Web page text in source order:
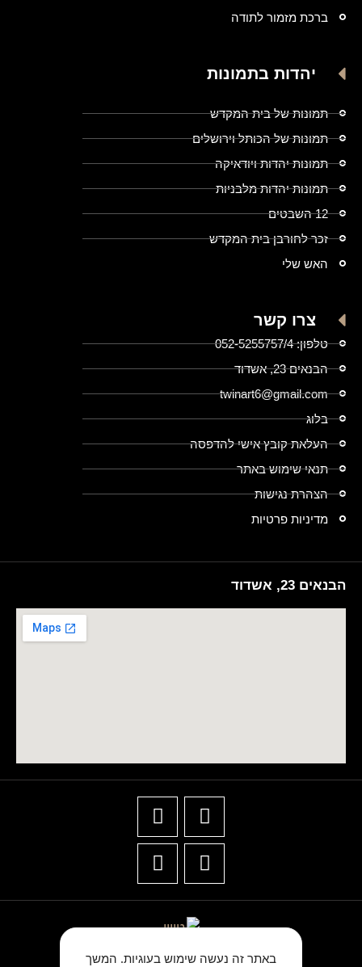
ברכת מזמור לתודה
יהדות בתמונות
תמונות של בית המקדש
תמונות של הכותל וירושלים
תמונות יהדות ויודאיקה
תמונות יהדות מלבניות
12 השבטים
זכר לחורבן בית המקדש
האש שלי
צרו קשר
טלפון: 052-5255757/4
הבנאים 23, אשדוד
twinart6@gmail.com
בלוג
העלאת קובץ אישי להדפסה
תנאי שימוש באתר
הצהרת נגישות
מדיניות פרטיות
הבנאים 23, אשדוד
באתר זה נעשה שימוש בעוגיות. המשך